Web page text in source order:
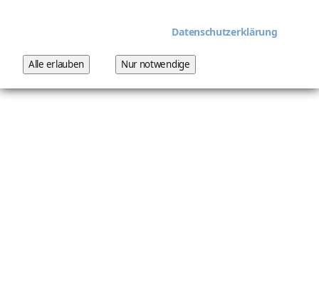
Datenschutzerklärung
Alle erlauben Nur notwendige